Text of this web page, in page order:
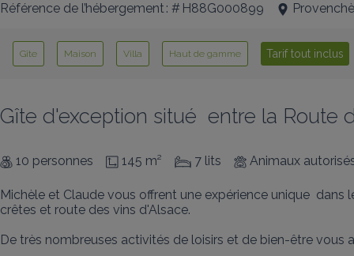
Référence de l’hébergement : # H88G000899
Gîte Maison Villa Haut de gamme Tarif tout inclus
Gîte d'exception situé  entre la Route
10 personnes 145 m² 7 lits Animaux
Michèle et Claude vous offrent une expérience unique
crêtes et route des vins d'Alsace.
De très nombreuses activités de loisirs et de bien-être vous